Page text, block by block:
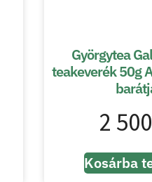
Györgytea
teakeverék 50g
2 500
Kosárba